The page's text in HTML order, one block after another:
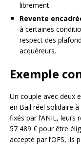
librement.
Revente
à certaines
respect des
acquéreurs.
Exemple
Un couple avec deux
en Bail réel solidaire
fixés par l’ANIL, leurs
57 489 € pour être
accepté par l’OFS, ils